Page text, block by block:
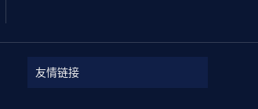
友情链接